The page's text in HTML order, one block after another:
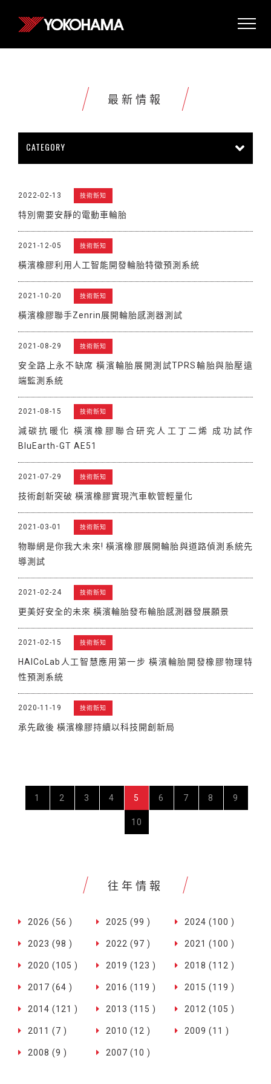
最新情報
CATEGORY
販促活動
2022-02-13 技術新知
特別需要安靜的電動車輪胎
2021-12-05 技術新知
橫濱橡膠利用人工智能開發輪胎特徵預測系統
2021-10-20 技術新知
橫濱橡膠聯手Zenrin展開輪胎感測器測試
2021-08-29 技術新知
安全路上永不缺席 橫濱輪胎展開測試TPRS輪胎與胎壓遠
端監測系統
2021-08-15 技術新知
減碳抗暖化 橫濱橡膠聯合研究人工丁二烯 成功試作
BluEarth-GT AE51
2021-07-29 技術新知
技術創新突破 橫濱橡膠實現汽車軟管輕量化
2021-03-01 技術新知
物聯網是你我大未來! 橫濱橡膠展開輪胎與道路偵測系統先
導測試
2021-02-24 技術新知
更美好安全的未來 橫濱輪胎發布輪胎感測器發展願景
2021-02-15 技術新知
HAICoLab人工智慧應用第一步 橫濱輪胎開發橡膠物理特
性預測系統
2020-11-19 技術新知
承先啟後 橫濱橡膠持續以科技開創新局
1 2 3 4 5 6 7 8 9
10
往年情報
2026 (56 ) 2025 (99 ) 2024 (100 )
2023 (98 ) 2022 (97 ) 2021 (100 )
2020 (105 ) 2019 (123 ) 2018 (112 )
2017 (64 ) 2016 (119 ) 2015 (119 )
2014 (121 ) 2013 (115 ) 2012 (105 )
2011 (7 ) 2010 (12 ) 2009 (11 )
2008 (9 ) 2007 (10 )